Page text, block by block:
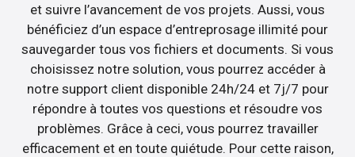
et suivre l’avancement de vos projets. Aussi, vous
bénéficiez d’un espace d’entreprosage illimité pour
sauvegarder tous vos fichiers et documents. Si vous
choisissez notre solution, vous pourrez accéder à
notre support client disponible 24h/24 et 7j/7 pour
répondre à toutes vos questions et résoudre vos
problèmes. Grâce à ceci, vous pourrez travailler
efficacement et en toute quiétude. Pour cette raison,